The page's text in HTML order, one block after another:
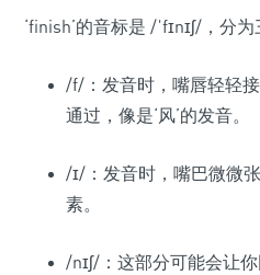
‘finish’的音标是 /ˈfɪnɪʃ/，分
/f/：发音时，嘴唇轻轻
通过，像是‘风’的发音。
/ɪ/：发音时，嘴巴微微
素。
/nɪʃ/：这部分可能会让你